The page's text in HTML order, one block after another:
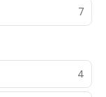
7
4